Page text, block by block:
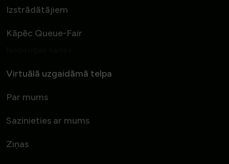
Izstrādātājiem
Kāpēc Queue-Fair
Virtuālā uzgaidāmā telpa
Par mums
Sazinieties ar mums
Ziņas